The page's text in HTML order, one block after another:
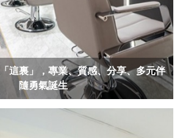
這裏」，專業、質感、分享、多元伴
隨勇氣誕生